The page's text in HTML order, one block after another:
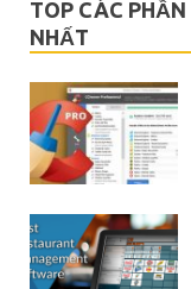
TOP CÁC
NHẤT